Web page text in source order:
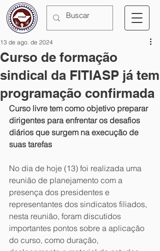
Curso de formação
sindical da FITIASP já tem
programação confirmada
13 de ago. de 2024
Curso livre tem como objetivo preparar
dirigentes para enfrentar os desafios
diários que surgem na execução de
suas tarefas
No dia de hoje (13) foi realizada uma
reunião de planejamento com a
presença dos presidentes e
representantes dos sindicatos filiados,
nesta reunião, foram discutidos
importantes pontos sobre a aplicação
do curso, como duração,